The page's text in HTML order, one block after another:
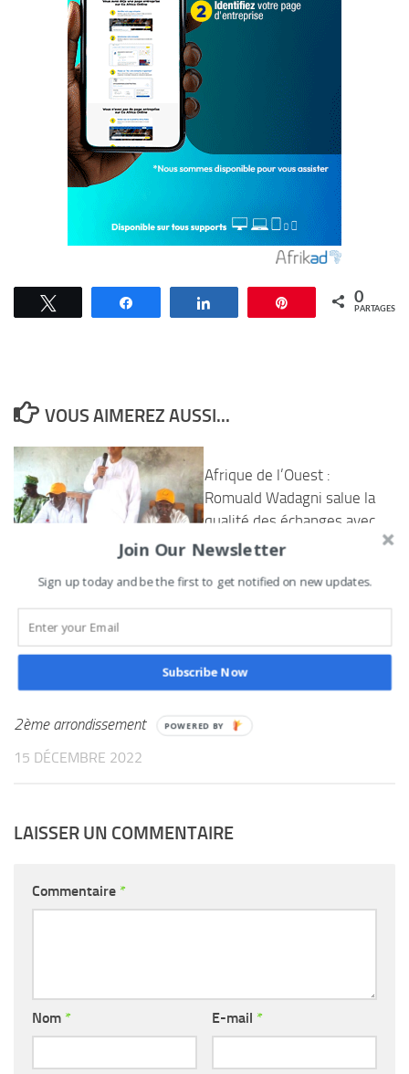
Épingle 0
PARTAGES
VOUS AIMEREZ AUSSI...
Législatives du 08 janvier
2023/19ème
Circonscription électorale :
Les candidats de l’UP le
Renouveau échangent avec
2ème arrondissement
15 DÉCEMBRE 2022
Afrique de l’Ouest :
Romuald Wadagni salue la
qualité des échanges avec
ses homologues
4 JUIN 2026
LAISSER UN COMMENTAIRE
Commentaire *
Nom * E-mail *
Join Our Newsletter
Sign up today and be the first to get notified on new updates.
Subscribe Now